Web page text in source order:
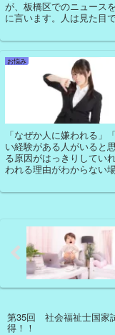
が、板橋区でのニュース
に言います。人は見た目
お悩み
「なぜか人に嫌われる」
い経験がある人がいると
る原因がはっきりしてい
われる理由がわからない
第35回 社会福祉士国家
得！！